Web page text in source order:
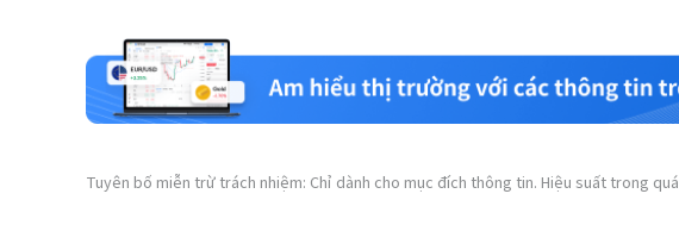
Tuyên bố miễn trừ trách nhiệm: Chỉ dành cho mục đích thông tin. Hiệu suất trong